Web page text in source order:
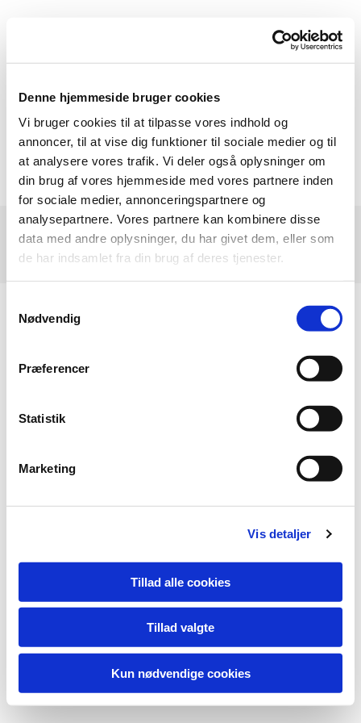
Denne hjemmeside bruger cookies
Vi bruger cookies til at tilpasse vores indhold og
annoncer, til at vise dig funktioner til sociale medier og til
at analysere vores trafik. Vi deler også oplysninger om
din brug af vores hjemmeside med vores partnere inden
for sociale medier, annonceringspartnere og
analysepartnere. Vores partnere kan kombinere disse
data med andre oplysninger, du har givet dem, eller som
de har indsamlet fra din brug af deres tjenester.
Nødvendig
Præferencer
Statistik
Marketing
Vis detaljer
Tillad alle cookies
Tillad valgte
Kun nødvendige cookies
Christianshavneren - Beboerhuset, Dronningensgade 34, 1420 Kbh. K - Tlf.
3257 8890 - E-mail: christianshavneren@beboerhus.dk